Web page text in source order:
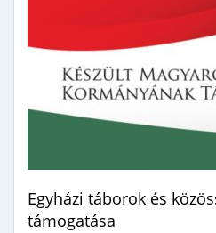
Napsugár Óvoda
Timaffy László
Tagiskolánk
Hédervári
Piarista
Egyházi táborok és
támogatása